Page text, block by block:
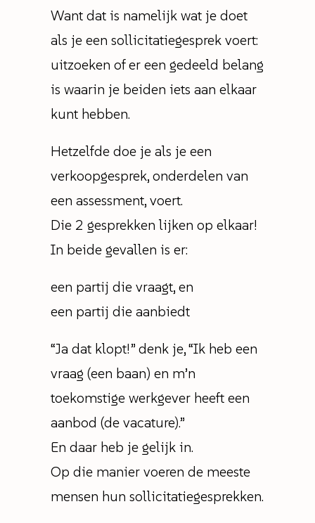
Want dat is namelijk wat je doet
als je een sollicitatiegesprek voert:
uitzoeken of er een gedeeld belang
is waarin je beiden iets aan elkaar
kunt hebben.
Hetzelfde doe je als je een
verkoopgesprek, onderdelen van
een assessment, voert.
Die 2 gesprekken lijken op elkaar!
In beide gevallen is er:
een partij die vraagt, en
een partij die aanbiedt
“Ja dat klopt!” denk je, “Ik heb een
vraag (een baan) en m’n
toekomstige werkgever heeft een
aanbod (de vacature).”
En daar heb je gelijk in.
Op die manier voeren de meeste
mensen hun sollicitatiegesprekken.